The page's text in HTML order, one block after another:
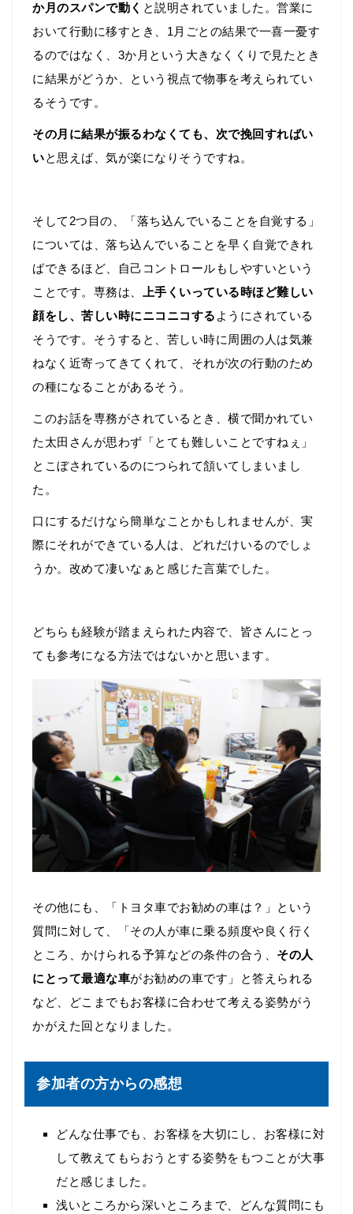
か月のスパンで動く と説明されていました。営業に
おいて行動に移すとき、1月ごとの結果で一喜一憂す
るのではなく、3か月という大きなくくりで見たとき
に結果がどうか、という視点で物事を考えられてい
るそうです。
その月に結果が振るわなくても、次で挽回すればい
いと思えば、気が楽になりそうですね。
そして2つ目の、「落ち込んでいることを自覚する」
については、落ち込んでいることを早く自覚できれ
ばできるほど、自己コントロールもしやすいという
ことです。専務は、
上手くいっている時ほど難しい
顔をし、苦しい時にニコニコする ようにされている
そうです。そうすると、苦しい時に周囲の人は気兼
ねなく近寄ってきてくれて、それが次の行動のため
の種になることがあるそう。
このお話を専務がされているとき、横で聞かれてい
た太田さんが思わず「とても難しいことですねぇ」
とこぼされているのにつられて頷いてしまいまし
た。
口にするだけなら簡単なことかもしれませんが、実
際にそれができている人は、どれだけいるのでしょ
うか。改めて凄いなぁと感じた言葉でした。
どちらも経験が踏まえられた内容で、皆さんにとっ
ても参考になる方法ではないかと思います。
その他にも、「トヨタ車でお勧めの車は？」という
質問に対して、「その人が車に乗る頻度や良く行く
ところ、かけられる予算などの条件の合う、 その人
にとって最適な車がお勧めの車です」と答えられる
など、どこまでもお客様に合わせて考える姿勢がう
かがえた回となりました。
参加者の方からの感想
どんな仕事でも、お客様を大切にし、お客様に対
して教えてもらおうとする姿勢をもつことが大事
だと感じました。
浅いところから深いところまで、どんな質問にも